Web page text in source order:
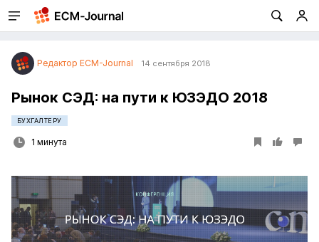
Редактор ECM-Journal 14 сентября 2018
Рынок СЭД: на пути к ЮЗЭДО 2018
БУХГАЛТЕРУ
1 минута